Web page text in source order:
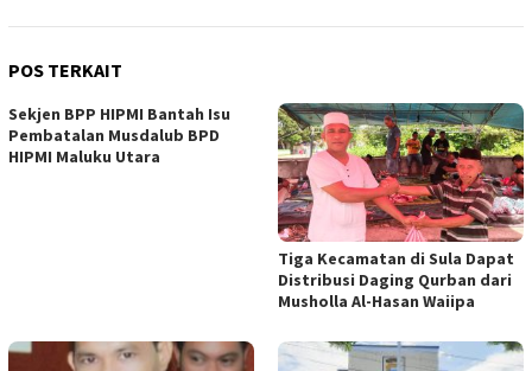
POS TERKAIT
Sekjen BPP HIPMI Bantah Isu
Pembatalan Musdalub BPD
HIPMI Maluku Utara
Tiga Kecamatan di Sula Dapat
Distribusi Daging Qurban dari
Musholla Al-Hasan Waiipa